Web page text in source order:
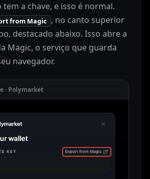
tem a chave, e isso é normal.
from Magic , no canto superior
destacado abaixo. Isso abre a
Magic, o serviço que guarda
navegador.
· Polymarket